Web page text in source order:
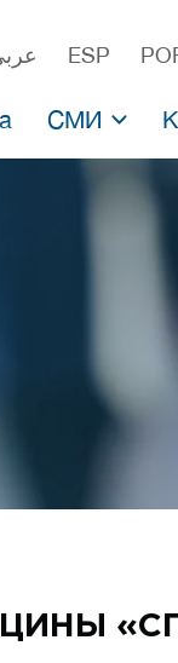
ESP
СМИ